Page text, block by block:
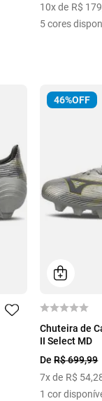
10x de R$ 179
5 cores
46%OFF
38 39
44
Chuteira de
II Select MD
DeR$699,99
7x de R$ 54,
1 cor